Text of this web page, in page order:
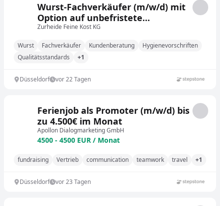
Wurst-Fachverkäufer (m/w/d) mit
Option auf unbefristete
Übernahme
Zurheide Feine Kost KG
Wurst Fachverkäufer Kundenberatung
Hygienevorschriften
Qualitätsstandards
+1
Düsseldorf vor 22 Tagen
Ferienjob als Promoter (m/w/d) bis
zu 4.500€ im Monat
Apollon Dialogmarketing GmbH
4500 - 4500 EUR / Monat
fundraising Vertrieb communication teamwork travel +1
Düsseldorf vor 23 Tagen